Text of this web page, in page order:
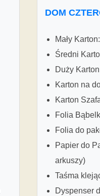
DOM
Mały
Średni
Duży
Karton na
Karton
Folia
Folia do
Papier do
arkuszy)
Taśma
Dyspenser